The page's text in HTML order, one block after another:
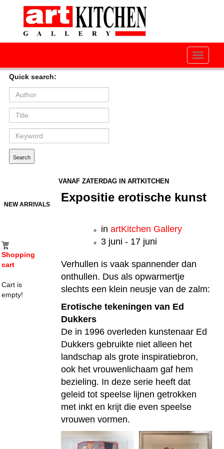
Toggle
Quick search:
NEW ARRIVALS
Shopping
cart
Cart is
empty!
VANAF ZATERDAG IN ARTKITCHEN
Expositie erotische kunst
inartKitchen Gallery
3 juni - 17 juni
Verhullen is vaak spannender dan
onthullen. Dus als opwarmertje
slechts een klein neusje van de zalm:
Erotische tekeningen van Ed
Dukkers
De in 1996 overleden kunstenaar Ed
Dukkers gebruikte niet alleen het
landschap als grote inspiratiebron,
ook het vrouwenlichaam gaf hem
bezieling. In deze serie heeft dat
geleid tot speelse lijnen getrokken
met inkt en krijt die even speelse
vrouwen vormen.